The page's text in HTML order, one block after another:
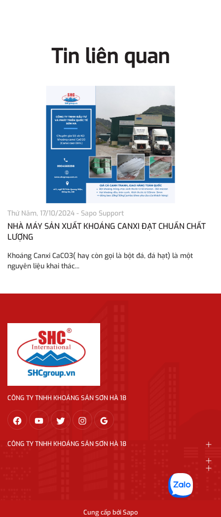
Tin liên quan
Thứ Năm, 17/10/2024 - Sapo Support
NHÀ MÁY SẢN XUẤT KHOÁNG CANXI ĐẠT CHUẨN CHẤT
LƯỢNG
Khoáng Canxi CaCO3( hay còn gọi là bột đá, đá hạt) là một
nguyên liệu khai thác...
CÔNG TY TNHH KHOÁNG SẢN SƠN HÀ 18
CÔNG TY TNHH KHOÁNG SẢN SƠN HÀ 18
Cung cấp bởiSapo